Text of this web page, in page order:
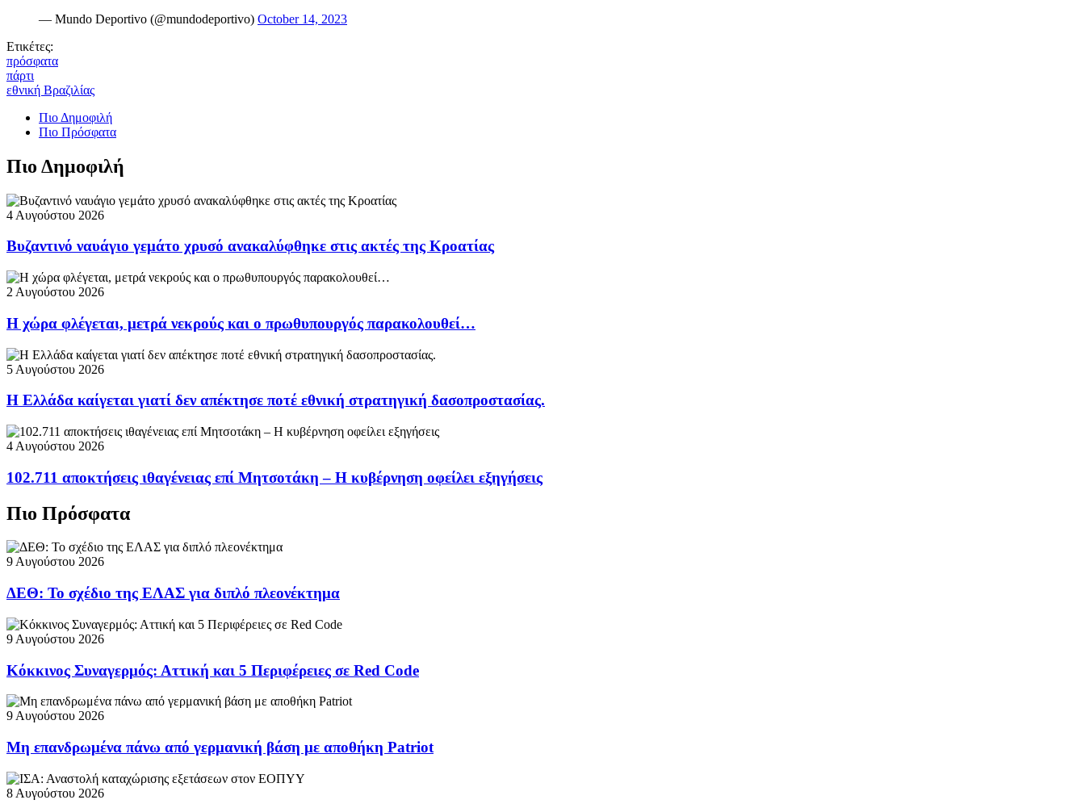
— Mundo Deportivo (@mundodeportivo) October 14, 2023
Ετικέτες:
πρόσφατα
πάρτι
εθνική Βραζιλίας
Πιο Δημοφιλή
Πιο Πρόσφατα
Πιο Δημοφιλή
4 Αυγούστου 2026
Βυζαντινό ναυάγιο γεμάτο χρυσό ανακαλύφθηκε στις ακτές της Κροατίας
2 Αυγούστου 2026
Η χώρα φλέγεται, μετρά νεκρούς και ο πρωθυπουργός παρακολουθεί…
5 Αυγούστου 2026
Η Ελλάδα καίγεται γιατί δεν απέκτησε ποτέ εθνική στρατηγική δασοπροστασίας.
4 Αυγούστου 2026
102.711 αποκτήσεις ιθαγένειας επί Μητσοτάκη – Η κυβέρνηση οφείλει εξηγήσεις
Πιο Πρόσφατα
9 Αυγούστου 2026
ΔΕΘ: Το σχέδιο της ΕΛΑΣ για διπλό πλεονέκτημα
9 Αυγούστου 2026
Κόκκινος Συναγερμός: Αττική και 5 Περιφέρειες σε Red Code
9 Αυγούστου 2026
Μη επανδρωμένα πάνω από γερμανική βάση με αποθήκη Patriot
8 Αυγούστου 2026